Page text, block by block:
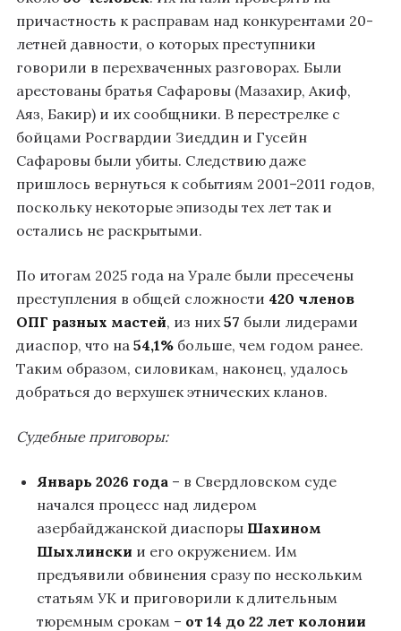
причастность к расправам над конкурентами 20-
летней давности, о которых преступники
говорили в перехваченных разговорах. Были
арестованы братья Сафаровы (Мазахир, Акиф,
Аяз, Бакир) и их сообщники. В перестрелке с
бойцами Росгвардии Зиеддин и Гусейн
Сафаровы были убиты. Следствию даже
пришлось вернуться к событиям 2001–2011 годов,
поскольку некоторые эпизоды тех лет так и
остались не раскрытыми.
По итогам 2025 года на Урале были пресечены
преступления в общей сложности 420 членов
ОПГ разных мастей, из них 57 были лидерами
диаспор, что на 54,1% больше, чем годом ранее.
Таким образом, силовикам, наконец, удалось
добраться до верхушек этнических кланов.
Судебные приговоры:
Январь 2026 года – в Свердловском суде
начался процесс над лидером
азербайджанской диаспоры Шахином
Шыхлински и его окружением. Им
предъявили обвинения сразу по нескольким
статьям УК и приговорили к длительным
тюремным срокам – от 14 до 22 лет колонии